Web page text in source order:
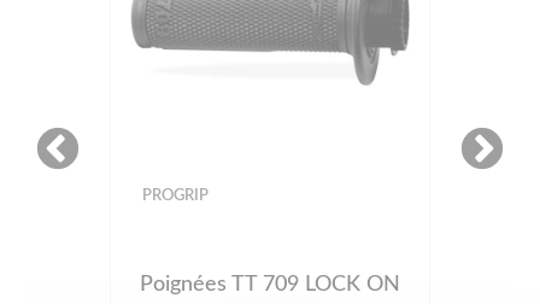
PROGRIP
Poignées TT 709 LOCK ON